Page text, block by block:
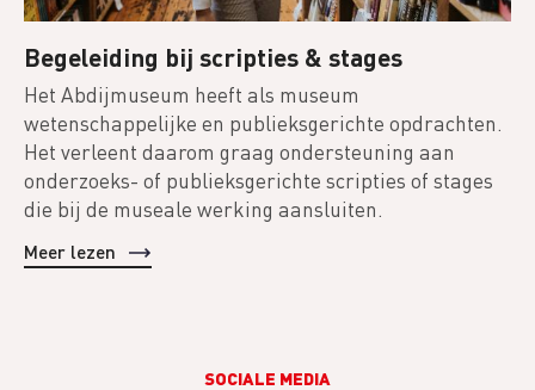
Begeleiding bij scripties & stages
Het Abdijmuseum heeft als museum
wetenschappelijke en publieksgerichte opdrachten.
Het verleent daarom graag ondersteuning aan
onderzoeks- of publieksgerichte scripties of stages
die bij de museale werking aansluiten.
Meer lezen
SOCIALE MEDIA